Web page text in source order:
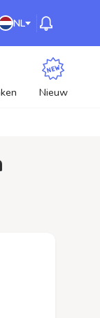
NL
Nieuw